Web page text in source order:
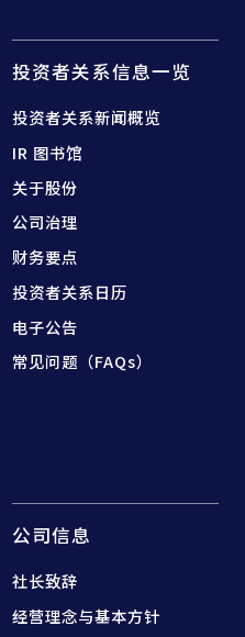
投资者关系信息一览
投资者关系新闻概览
IR 图书馆
关于股份
公司治理
财务要点
投资者关系日历
电子公告
常见问题（FAQs）
公司信息
社长致辞
经营理念与基本方针